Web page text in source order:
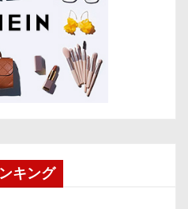
キング